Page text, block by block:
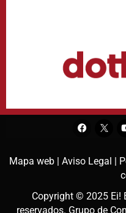
Mapa web | Aviso Legal |
Copyright © 2025 Ei!
reservados. Grupo de